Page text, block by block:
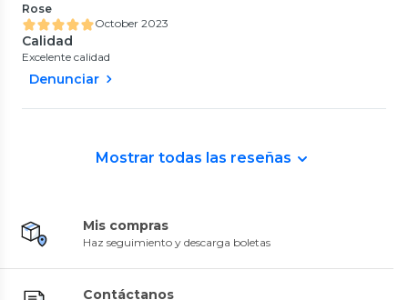
Rose
October 2023
Calidad
Excelente calidad
Denunciar
Mostrar todas las reseñas
Mis compras
Haz seguimiento y descarga boletas
Contáctanos